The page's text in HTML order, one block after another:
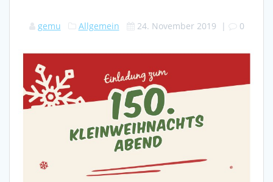
gemu Allgemein 24. November 2019 | 0